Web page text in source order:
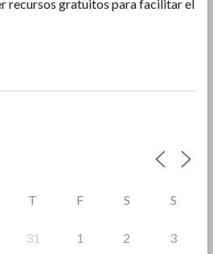
recursos gratuitos para facilitar el
T F S S
31 1 2 3